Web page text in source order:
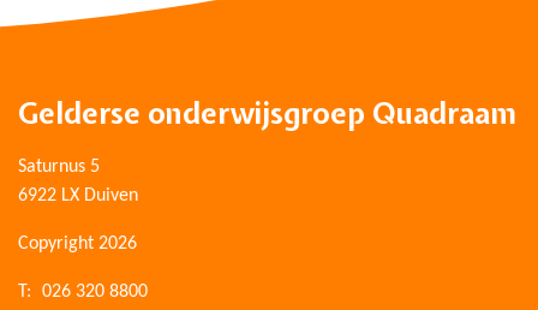
Gelderse onderwijsgroep Quadraam
Saturnus 5
6922 LX Duiven
Copyright 2026
T:
026 320 8800